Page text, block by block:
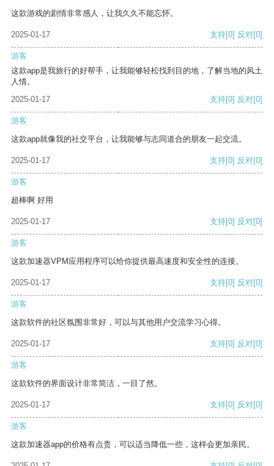
这款游戏的剧情非常感人，让我久久不能忘怀。
2025-01-17 支持[0] 反对[0]
游客
这款app是我旅行的好帮手，让我能够轻松找到目的地，了解当地的风土
人情。
2025-01-17
支持[0] 反对[0]
游客
这款app就像我的社交平台，让我能够与志同道合的朋友一起交流。
2025-01-17 支持[0] 反对[0]
游客
超棒啊 好用
2025-01-17 支持[0] 反对[0]
游客
这款加速器VPM应用程序可以给你提供最高速度和安全性的连接。
2025-01-17 支持[0] 反对[0]
游客
这款软件的社区氛围非常好，可以与其他用户交流学习心得。
2025-01-17 支持[0] 反对[0]
游客
这款软件的界面设计非常简洁，一目了然。
2025-01-17 支持[0] 反对[0]
游客
这款加速器app的价格有点贵，可以适当降低一些，这样会更加亲民。